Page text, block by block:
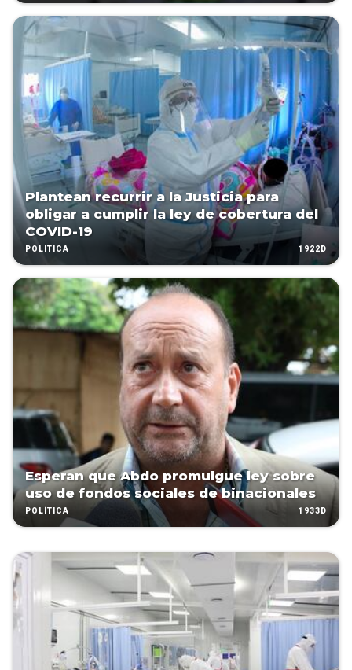
Plantean recurrir a la Justicia para
obligar a cumplir la ley de cobertura del
COVID-19
POLÍTICA 1922D
Esperan que Abdo promulgue ley sobre
uso de fondos sociales de binacionales
POLÍTICA 1933D